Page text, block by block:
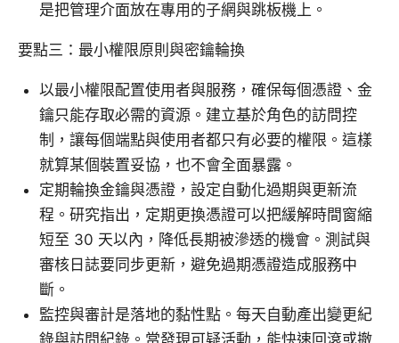
是把管理介面放在專用的子網與跳板機上。
要點三：最小權限原則與密鑰輪換
以最小權限配置使用者與服務，確保每個憑證、金
鑰只能存取必需的資源。建立基於角色的訪問控
制，讓每個端點與使用者都只有必要的權限。這樣
就算某個裝置妥協，也不會全面暴露。
定期輪換金鑰與憑證，設定自動化過期與更新流
程。研究指出，定期更換憑證可以把緩解時間窗縮
短至 30 天以內，降低長期被滲透的機會。測試與
審核日誌要同步更新，避免過期憑證造成服務中
斷。
監控與審計是落地的黏性點。每天自動產出變更紀